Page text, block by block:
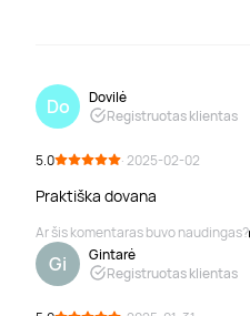
Do
Dovilė
Registruotas klientas
5.0 · 2025-02-02
Praktiška dovana
Ar šis komentaras buvo naudingas?
Gi
Gintarė
Registruotas klientas